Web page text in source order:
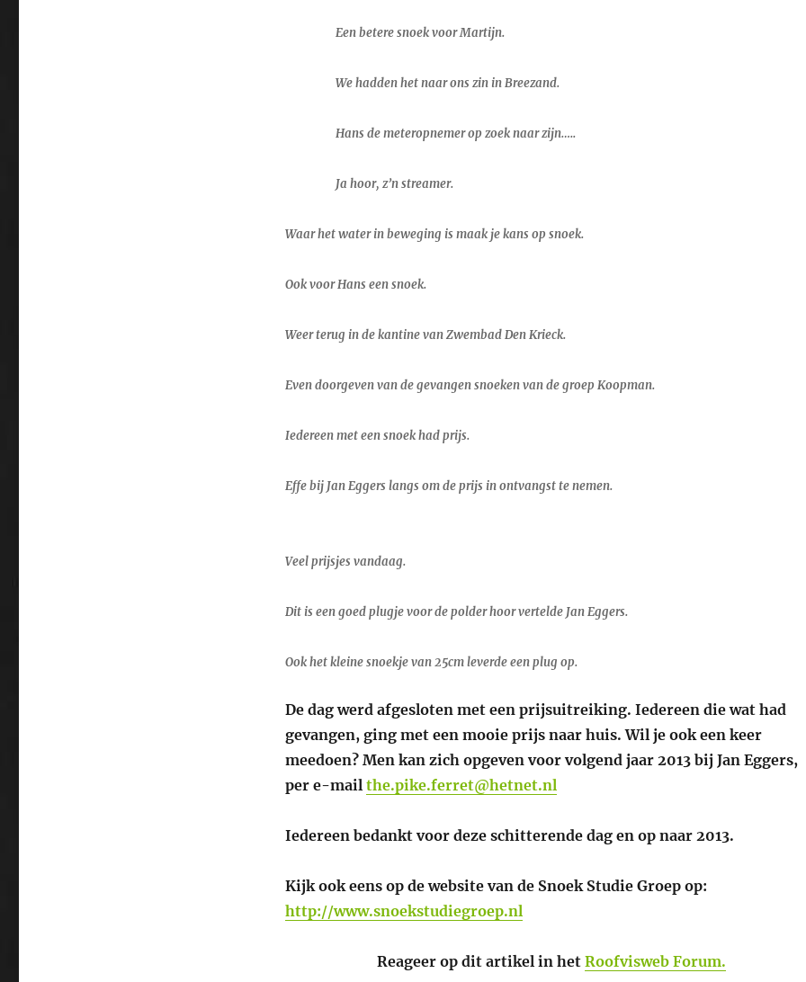
Een betere snoek voor Martijn.
We hadden het naar ons zin in Breezand.
Hans de meteropnemer op zoek naar zijn…..
Ja hoor, z’n streamer.
Waar het water in beweging is maak je kans op snoek.
Ook voor Hans een snoek.
Weer terug in de kantine van Zwembad Den Krieck.
Even doorgeven van de gevangen snoeken van de groep Koopman.
Iedereen met een snoek had prijs.
Effe bij Jan Eggers langs om de prijs in ontvangst te nemen.
Veel prijsjes vandaag.
Dit is een goed plugje voor de polder hoor vertelde Jan Eggers.
Ook het kleine snoekje van 25cm leverde een plug op.
De dag werd afgesloten met een prijsuitreiking. Iedereen die wat had
gevangen, ging met een mooie prijs naar huis. Wil je ook een keer
meedoen? Men kan zich opgeven voor volgend jaar 2013 bij Jan Eggers,
per e-mail the.pike.ferret@hetnet.nl
Iedereen bedankt voor deze schitterende dag en op naar 2013.
Kijk ook eens op de website van de Snoek Studie Groep op:
http://www.snoekstudiegroep.nl
Reageer op dit artikel in het Roofvisweb Forum.